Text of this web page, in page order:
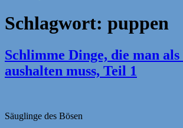
Schlagwort: puppen
Schlimme Dinge, die man
aushalten muss, Teil 1
Säuglinge des Bösen